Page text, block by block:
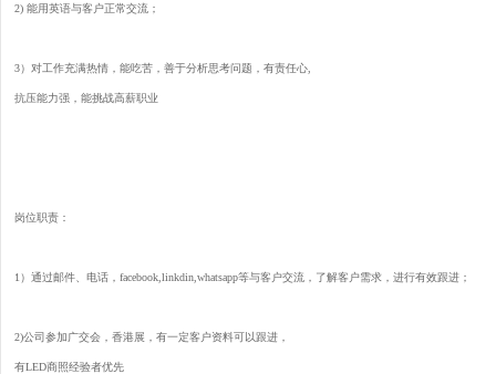
2) 能用英语与客户正常交流；
3）对工作充满热情，能吃苦，善于分析思考问题，有责任心,
抗压能力强，能挑战高薪职业
岗位职责：
1）通过邮件、电话，facebook,linkdin,whatsapp等与客户交流，了解客户需求，进行有效跟进；
2)公司参加广交会，香港展，有一定客户资料可以跟进，
有LED商照经验者优先